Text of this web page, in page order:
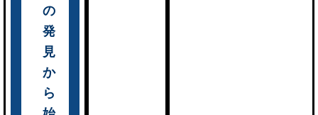
の
発
見
か
ら